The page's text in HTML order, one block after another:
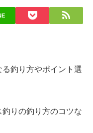
釣り方やポイント選
りの釣り方のコツな